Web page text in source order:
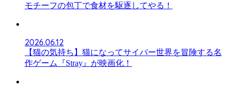
モチーフの包丁で食材を駆逐してやる！
2026.06.12
【猫の気持ち】猫になってサイバー世界を冒険する名
作ゲーム『Stray』が映画化！